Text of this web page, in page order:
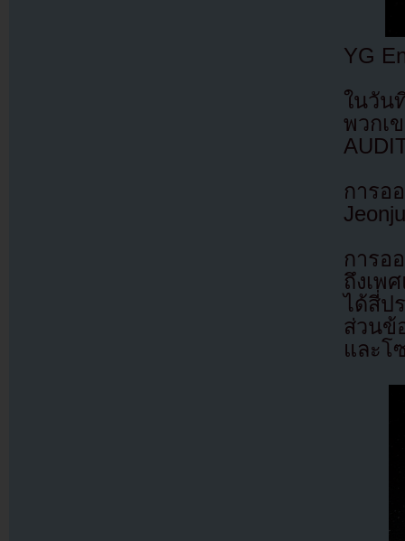
YG
ในวัน
พวกเ
การอ
การอ
ถึงเพ
ได้สี่ป
ส่วนข้
และโ